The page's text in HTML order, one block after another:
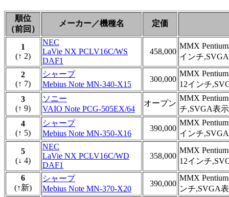
順位
（前回）
メーカー／機種名 定価
1
(↑ 2)
NEC
LaVie NX PCLV16C/WS
DAF1
458,000
MMX
インチ
2
(↑ 7)
シャープ
Mebius Note MN-340-X15
300,000
MMX
12インチ
3
(↑ 9)
ソニー
VAIO Note PCG-505EX/64
オープン
MMX
チ,SVGA表
4
(↑ 5)
シャープ
Mebius Note MN-350-X16
390,000
MMX
インチ
5
(↓ 4)
NEC
LaVie NX PCLV16C/WD
DAF1
358,000
MMX
12インチ
6
(↑新)
シャープ
Mebius Note MN-370-X20
390,000
MMX
ンチ,SVGA